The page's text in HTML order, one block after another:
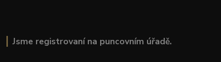
Jsme registrovaní na puncovním úřadě.